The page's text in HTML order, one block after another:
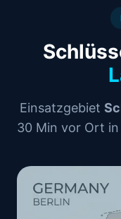
Einsatzgebiet
30 Min vor Ort in